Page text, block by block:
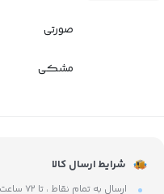
صورتی
مشکی
شرایط ارسال کالا
ارسال به تمام نقاط ، تا ۷۲ ساعت کاری